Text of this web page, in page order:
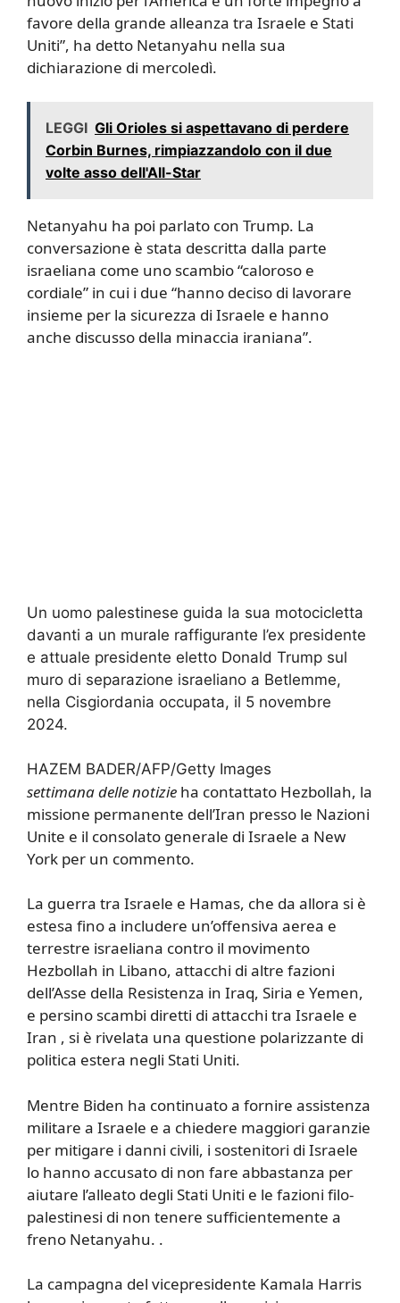
favore della grande alleanza tra Israele e Stati
Uniti”, ha detto Netanyahu nella sua
dichiarazione di mercoledì.
LEGGI Gli Orioles si aspettavano di perdere
Corbin Burnes, rimpiazzandolo con il due
volte asso dell'All-Star
Netanyahu ha poi parlato con Trump. La
conversazione è stata descritta dalla parte
israeliana come uno scambio “caloroso e
cordiale” in cui i due “hanno deciso di lavorare
insieme per la sicurezza di Israele e hanno
anche discusso della minaccia iraniana”.
Un uomo palestinese guida la sua motocicletta
davanti a un murale raffigurante l’ex presidente
e attuale presidente eletto Donald Trump sul
muro di separazione israeliano a Betlemme,
nella Cisgiordania occupata, il 5 novembre
2024.
HAZEM BADER/AFP/Getty Images
settimana delle notizie ha contattato Hezbollah, la
missione permanente dell’Iran presso le Nazioni
Unite e il consolato generale di Israele a New
York per un commento.
La guerra tra Israele e Hamas, che da allora si è
estesa fino a includere un’offensiva aerea e
terrestre israeliana contro il movimento
Hezbollah in Libano, attacchi di altre fazioni
dell’Asse della Resistenza in Iraq, Siria e Yemen,
e persino scambi diretti di attacchi tra Israele e
Iran , si è rivelata una questione polarizzante di
politica estera negli Stati Uniti.
Mentre Biden ha continuato a fornire assistenza
militare a Israele e a chiedere maggiori garanzie
per mitigare i danni civili, i sostenitori di Israele
lo hanno accusato di non fare abbastanza per
aiutare l’alleato degli Stati Uniti e le fazioni filo-
palestinesi di non tenere sufficientemente a
freno Netanyahu. .
La campagna del vicepresidente Kamala Harris